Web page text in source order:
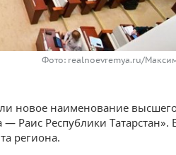
Фото: realnoevremya.ru/
новое наименование
Раис Республики Татарстан».
региона.